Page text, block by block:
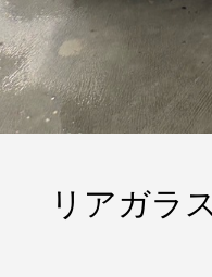
リアガラ